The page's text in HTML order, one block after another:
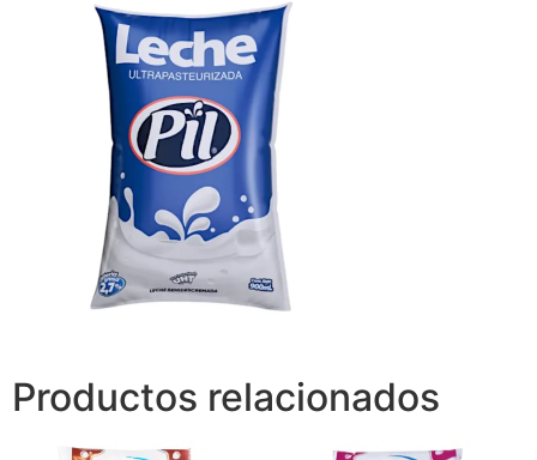
Productos relacionados